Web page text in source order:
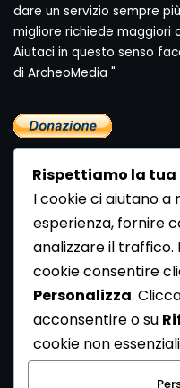
dare un servizio sempre
migliore richiede maggiori
Aiutaci in questo senso
di ArcheoMedia "
Newsletter
Se vuoi ricevere la Rivista
dalla Redazione di
Newsletter [Clicca Qui]
Con l'invio del messaggio
Rispettiamo la
I cookie ci aiutano a
esperienza, fornire
analizzare il traffico.
cookie consentire
Personalizza.
acconsentire o su
cookie non